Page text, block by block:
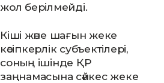
жол берілмейді.
Кіші және шағын жеке
кәсіпкерлік субъектілері,
соның ішінде ҚР
заңнамасына сәйкес жеке